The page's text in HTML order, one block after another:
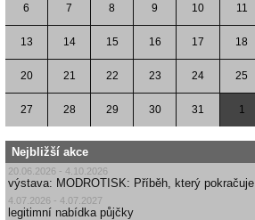
6 7 8 9 10 11
13 14 15 16 17 18
20 21 22 23 24 25
27 28 29 30 31 1
Nejbližší akce
20.06.2026 - 4.10.2026
výstava: MODROTISK: Příběh, který pokračuje
4.07.2026 - 4.07.2027
legitimní nabídka půjčky